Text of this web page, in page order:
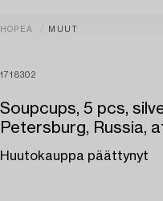
HOPEA MUUT
1718302
Soupcups, 5 pcs,
Petersburg, Russia,
Huutokauppa päättynyt